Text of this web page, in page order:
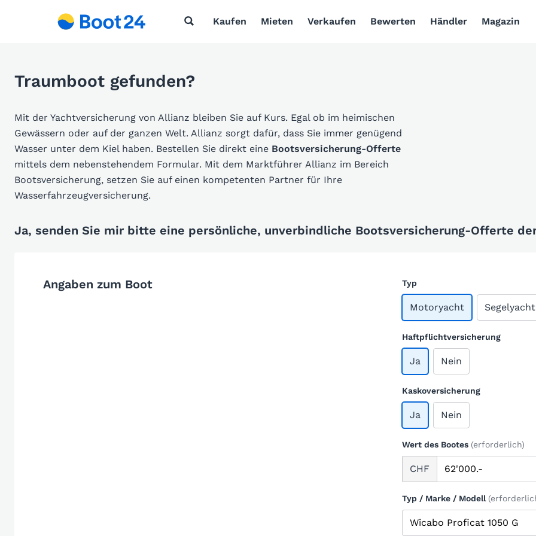
Kaufen Mieten Verkaufen Bewerten Händler Magazin
Traumboot gefunden?
Mit der Yachtversicherung von Allianz bleiben Sie auf Kurs. Egal ob im heimischen
Gewässern oder auf der ganzen Welt. Allianz sorgt dafür, dass Sie immer genügend
Wasser unter dem Kiel haben. Bestellen Sie direkt eine Bootsversicherung-Offerte
mittels dem nebenstehendem Formular. Mit dem Marktführer Allianz im Bereich
Bootsversicherung, setzen Sie auf einen kompetenten Partner für Ihre
Wasserfahrzeugversicherung.
Ja, senden Sie mir bitte eine persönliche, unverbindliche Bootsversicherung-Offerte
Angaben zum Boot Typ
Motoryacht Segelyacht
Haftpflichtversicherung
Ja Nein
Kaskoversicherung
Ja Nein
Wert des Bootes (erforderlich)
CHF
Typ / Marke / Modell